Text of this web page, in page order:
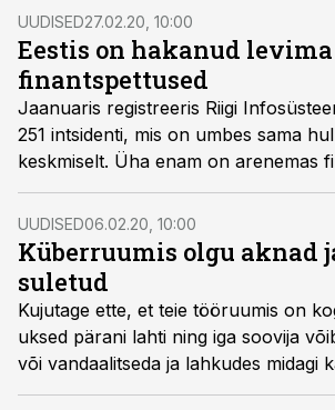
kaitsta.
UUDISED27.02.20, 10:00
Eestis on hakanud
finantspettused
Jaanuaris registreeris Riigi
251 intsidenti, mis on umbes sama
keskmiselt. Üha enam on arenemas
kus kurjategijad sihivad
kliendibaasi.
UUDISED06.02.20, 10:00
Küberruumis olgu aknad
suletud
Kujutage ette, et teie tööruumis on
uksed pärani lahti ning iga soovija
või vandaalitseda ja lahkudes midagi
Piltlikult just selline olukord valitseb